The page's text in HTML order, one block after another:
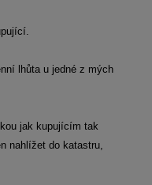
lhůta u jedné z mých
jak kupujícím tak
nahlížet do katastru,